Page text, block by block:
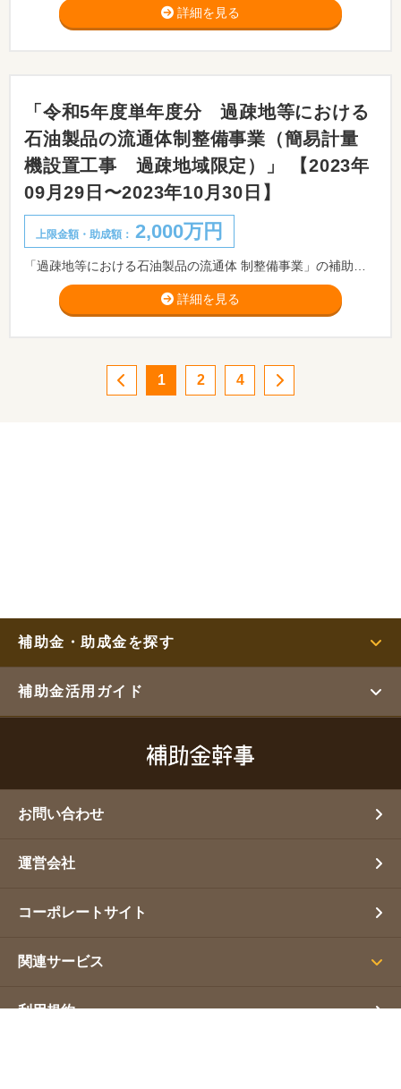
詳細を見る
「令和5年度単年度分 過疎地等における
石油製品の流通体制整備事業（簡易計量
機設置工事 過疎地域限定）」 【2023年
09月29日〜2023年10月30日】
上限金額・助成額： 2,000万円
詳細を見る
1 2 4
補助金・助成金を探す
補助金活用ガイド
お問い合わせ
運営会社
コーポレートサイト
関連サービス
利用規約